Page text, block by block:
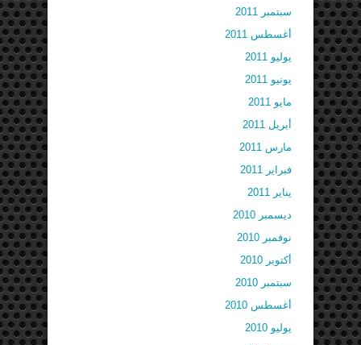
سبتمبر 2011
أغسطس 2011
يوليو 2011
يونيو 2011
مايو 2011
أبريل 2011
مارس 2011
فبراير 2011
يناير 2011
ديسمبر 2010
نوفمبر 2010
أكتوبر 2010
سبتمبر 2010
أغسطس 2010
يوليو 2010